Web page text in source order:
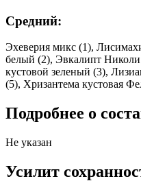
Средний:
Эхеверия микс (1),
белый (2), Эвкалипт
кустовой зеленый (3),
(5), Хризантема кустовая
Подробнее о
Не указан
Усилит